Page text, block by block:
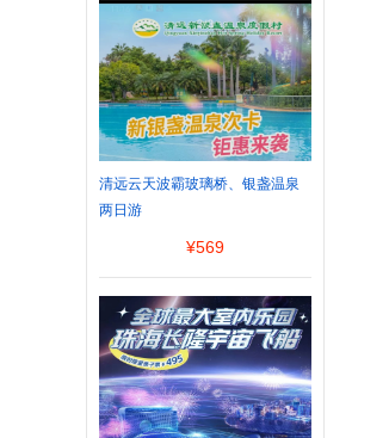
清远云天波霸玻璃桥、银盏温泉
两日游
¥569